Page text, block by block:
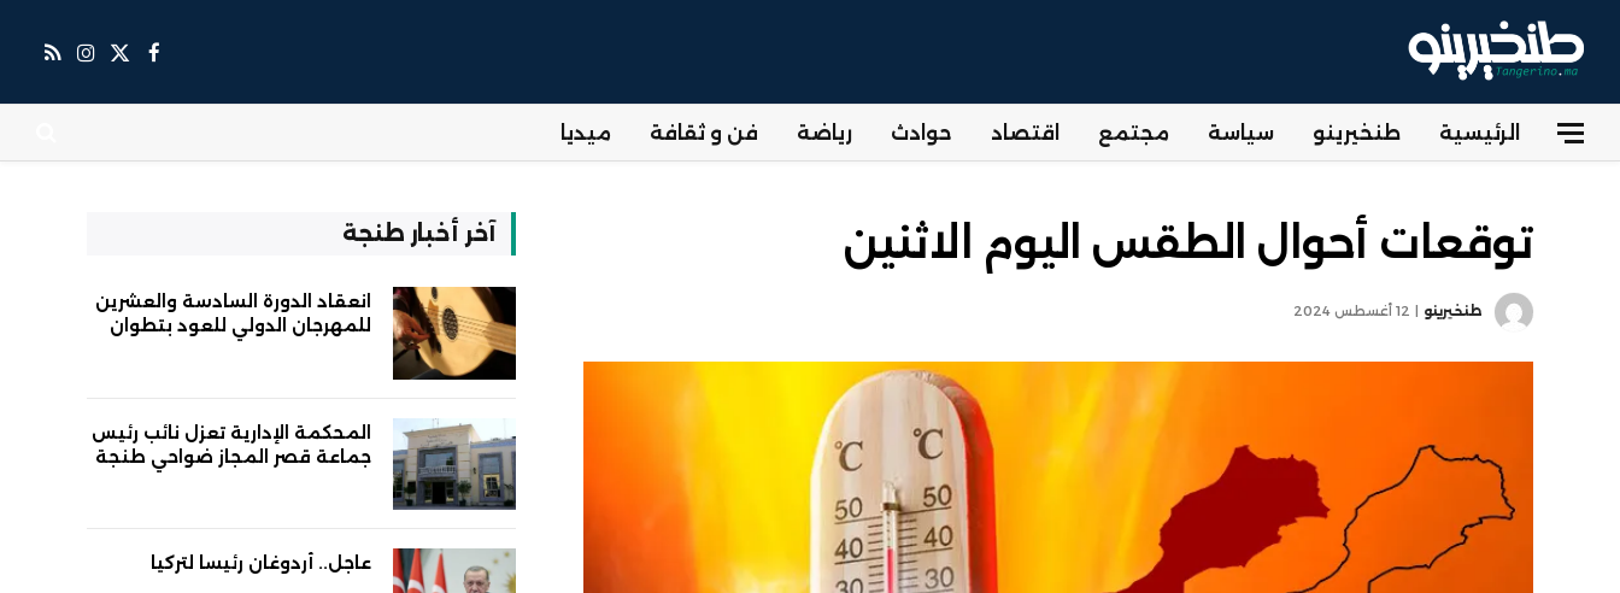
فيسبوك
X
الانستغرام
RSS
الرئيسية طنخيرينو سياسة مجتمع اقتصاد حوادث رياضة فن و ثقافة ميديا
توقعات أحوال الطقس اليوم الاثنين
طنخيرينو 12 أغسطس 2024
آخر أخبار طنجة
انعقاد الدورة السادسة والعشرين
للمهرجان الدولي للعود بتطوان
المحكمة الإدارية تعزل نائب رئيس
جماعة قصر المجاز ضواحي طنجة
عاجل.. أردوغان رئيسا لتركيا